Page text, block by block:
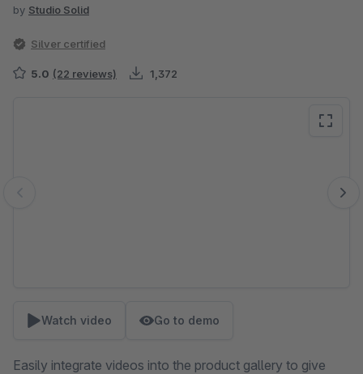
by Studio Solid
Silver certified
5.0 (22 reviews) 1,372
Watch video Go to demo
Easily integrate videos into the product gallery to give